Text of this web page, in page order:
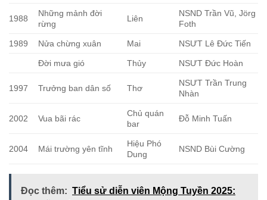
1988
Những mảnh đời
rừng
Liên
NSND Trần Vũ, Jörg
Foth
1989 Nửa chừng xuân Mai NSƯT Lê Đức Tiến
Đời mưa gió Thủy NSƯT Đức Hoàn
1997 Trưởng ban dân số Thơ
NSƯT Trần Trung
Nhàn
2002 Vua bãi rác
Chủ quán
bar
Đỗ Minh Tuấn
2004 Mái trường yên tĩnh
Hiệu Phó
Dung
NSND Bùi Cường
Đọc thêm: Tiểu sử diễn viên Mộng Tuyền 2025: